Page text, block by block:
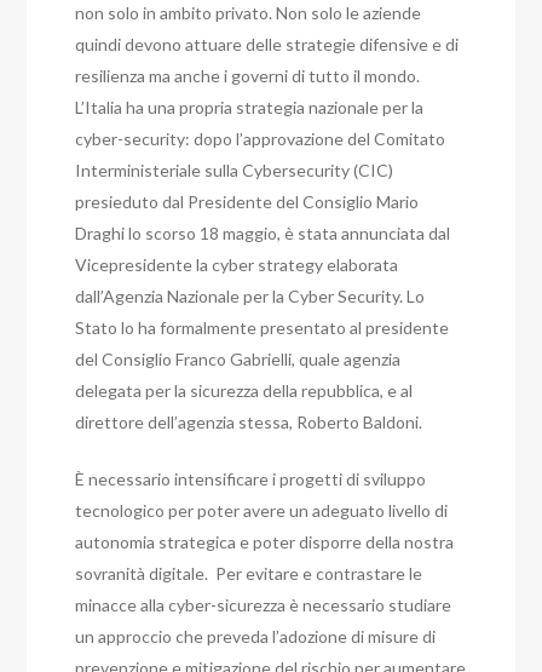
non solo in ambito privato. Non solo le aziende
quindi devono attuare delle strategie difensive e di
resilienza ma anche i governi di tutto il mondo.
L’Italia ha una propria strategia nazionale per la
cyber-security: dopo l’approvazione del Comitato
Interministeriale sulla Cybersecurity (CIC)
presieduto dal Presidente del Consiglio Mario
Draghi lo scorso 18 maggio, è stata annunciata dal
Vicepresidente la cyber strategy elaborata
dall’Agenzia Nazionale per la Cyber ​​Security. Lo
Stato lo ha formalmente presentato al presidente
del Consiglio Franco Gabrielli, quale agenzia
delegata per la sicurezza della repubblica, e al
direttore dell’agenzia stessa, Roberto Baldoni.
È necessario intensificare i progetti di sviluppo
tecnologico per poter avere un adeguato livello di
autonomia strategica e poter disporre della nostra
sovranità digitale. Per evitare e contrastare le
minacce alla cyber-sicurezza è necessario studiare
un approccio che preveda l’adozione di misure di
prevenzione e mitigazione del rischio per aumentare